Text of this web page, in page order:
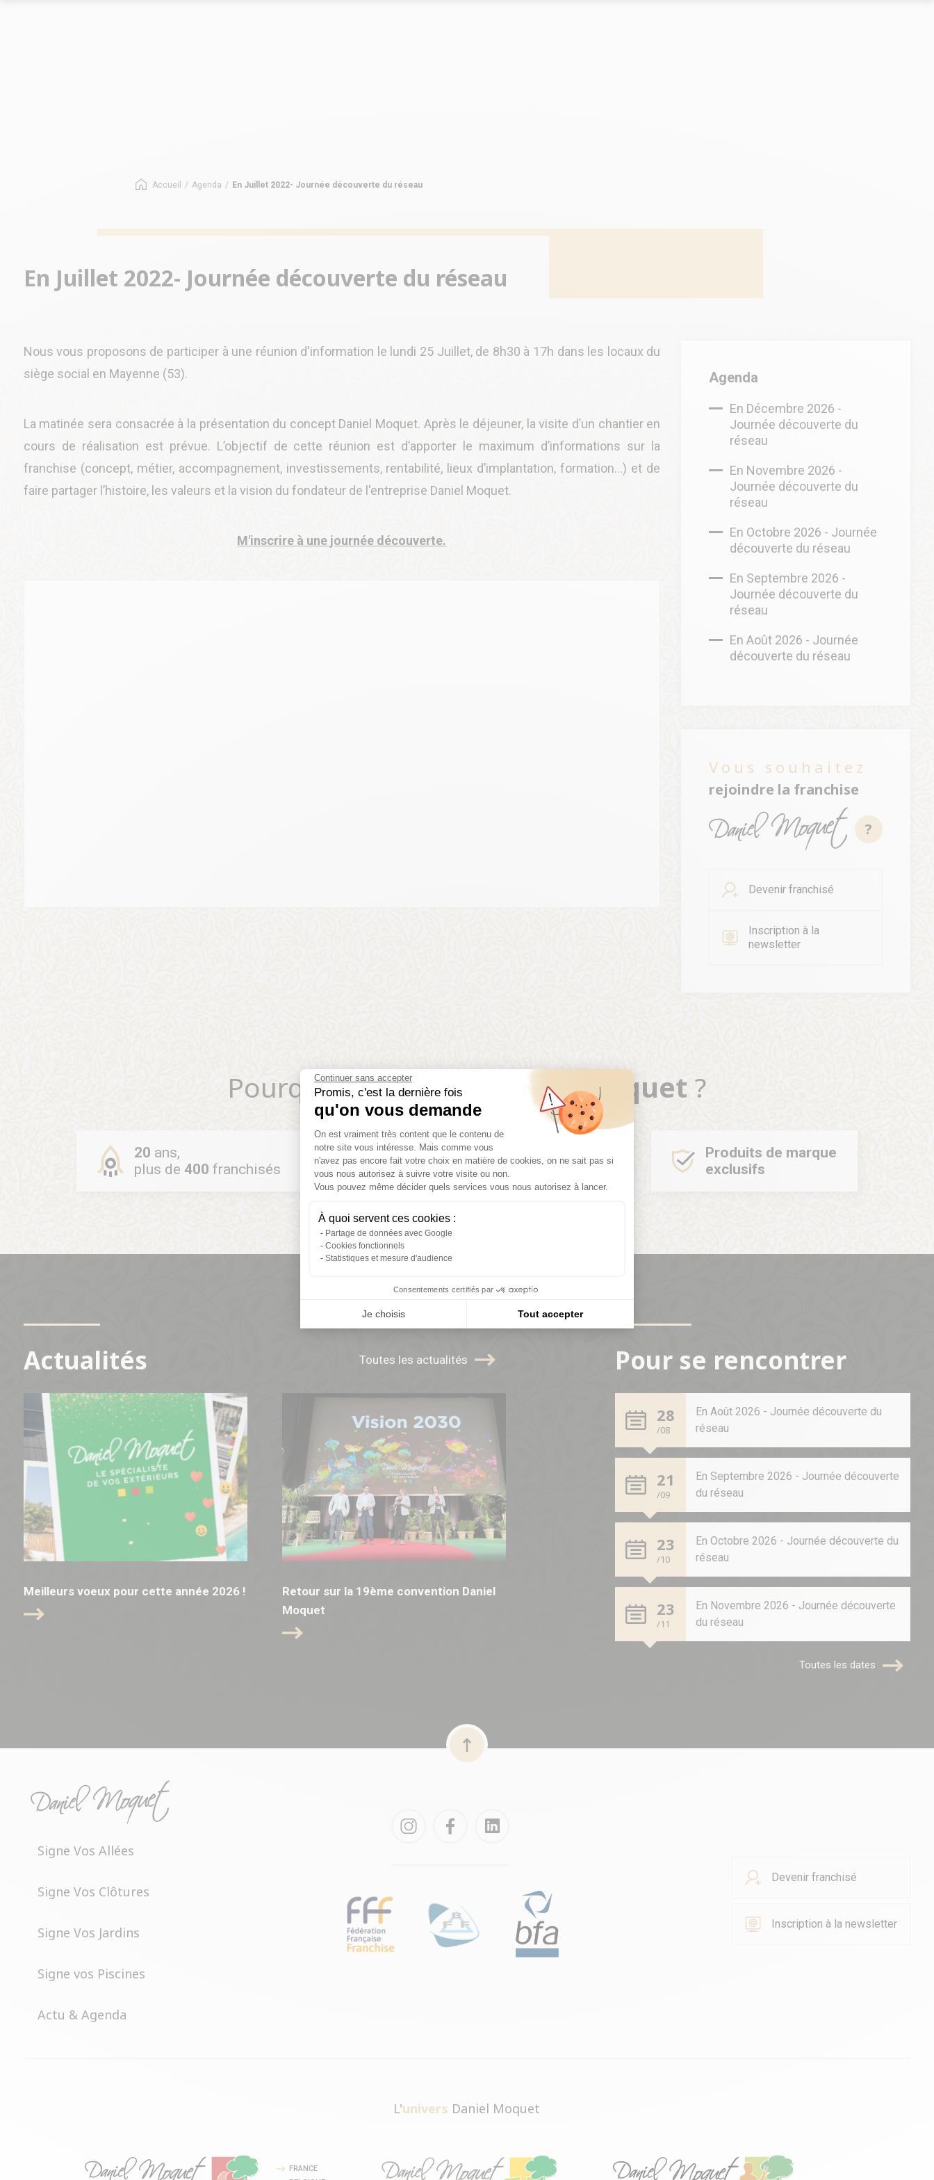
Continuer sans accepter
Promis, c'est la dernière fois
qu'on vous demande
Plateforme de Gestion du Consentement : Personnalisez vos Options
On est vraiment très content que le contenu de
notre site vous intéresse. Mais comme vous
n'avez pas encore fait votre choix en matière de cookies, on ne sait pas si
vous nous autorisez à suivre votre visite ou non.
Vous pouvez même décider quels services vous nous autorisez à lancer.
À quoi servent ces cookies :
Partage de données avec Google
Cookies fonctionnels
Statistiques et mesure d'audience
Consentements certifiés par
Je choisis Tout accepter
Accueil / Agenda / En Juillet 2022- Journée découverte du réseau
En Juillet 2022- Journée découverte du réseau
Nous vous proposons de participer à une réunion d'information le lundi 25 Juillet, de 8h30 à 17h dans les locaux du
siège social en Mayenne (53).
La matinée sera consacrée à la présentation du concept Daniel Moquet. Après le déjeuner, la visite d’un chantier en
cours de réalisation est prévue. L’objectif de cette réunion est d’apporter le maximum d’informations sur la
franchise (concept, métier, accompagnement, investissements, rentabilité, lieux d’implantation, formation…) et de
faire partager l’histoire, les valeurs et la vision du fondateur de l'entreprise Daniel Moquet.
M'inscrire à une journée découverte.
Agenda
En Décembre 2026 -
Journée découverte du
réseau
En Novembre 2026 -
Journée découverte du
réseau
En Octobre 2026 - Journée
découverte du réseau
En Septembre 2026 -
Journée découverte du
réseau
En Août 2026 - Journée
découverte du réseau
Vous souhaitez
rejoindre la franchise
?
Devenir franchisé
Inscription à la
newsletter
Pourquoirejoindre Daniel Moquet ?
20 ans,
plus de 400 franchisés
98% de
réussite
Réseau d'or
2024
Produits de marque
exclusifs
Actualités Toutes les actualités
Meilleurs voeux pour cette année 2026 !
Retour sur la 19ème convention Daniel
Moquet
Pour se rencontrer
28
/08
En Août 2026 - Journée découverte du
réseau
21
/09
En Septembre 2026 - Journée découverte
du réseau
23
/10
En Octobre 2026 - Journée découverte du
réseau
23
/11
En Novembre 2026 - Journée découverte
du réseau
Toutes les dates
Signe Vos Allées
Signe Vos Clôtures
Signe Vos Jardins
Signe vos Piscines
Actu & Agenda
Devenir franchisé
Inscription à la newsletter
L'univers Daniel Moquet
FRANCE